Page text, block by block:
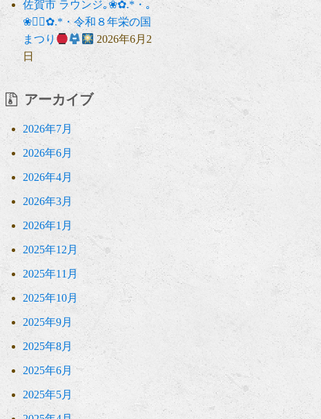
佐賀市 ラウンジ｡❀✿.*・｡
❀❁⃘✿.*・令和８年栄の国
まつり
2026年6月2
日
アーカイブ
2026年7月
2026年6月
2026年4月
2026年3月
2026年1月
2025年12月
2025年11月
2025年10月
2025年9月
2025年8月
2025年6月
2025年5月